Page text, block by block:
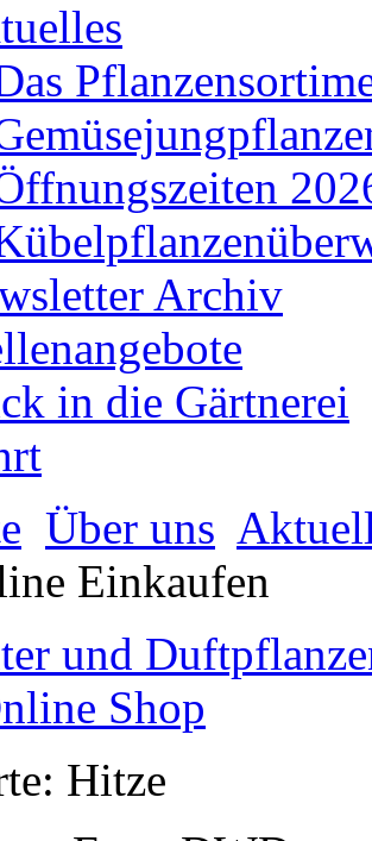
Archiv
in die Gärtnerei
Über uns
Einkaufen
und
Shop
Hitze